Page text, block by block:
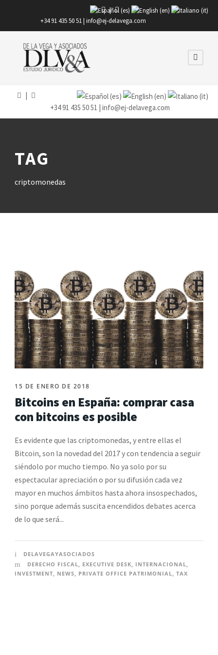
|
+34 91 435 50 51 | info@ej-delavega.com
+34 91 435 50 51 | info@ej-delavega.com
TAG
criptomonedas
15 DE ENERO DE 2018
Bitcoins en España: comprar casa
con bitcoins es posible
Es evidente que las criptomonedas, y entre ellas el
Bitcoin, son la novedad del 2017 y con tendencia a seguir
siéndolo por mucho tiempo. No ya solo por su
espectacular apreciación o por su difusión cada vez
mayor en muchos ámbitos hasta ahora insospechados,
sino porque además suscita encendidos debates acerca
de lo que será...
DELAVEGAYASOCIADOS
DERECHO FISCAL
EXECUTIVE DESK INTERNACIONAL
INVESTMENT
NEWS PRIVATE OFFICE PATRIMONIAL TAX